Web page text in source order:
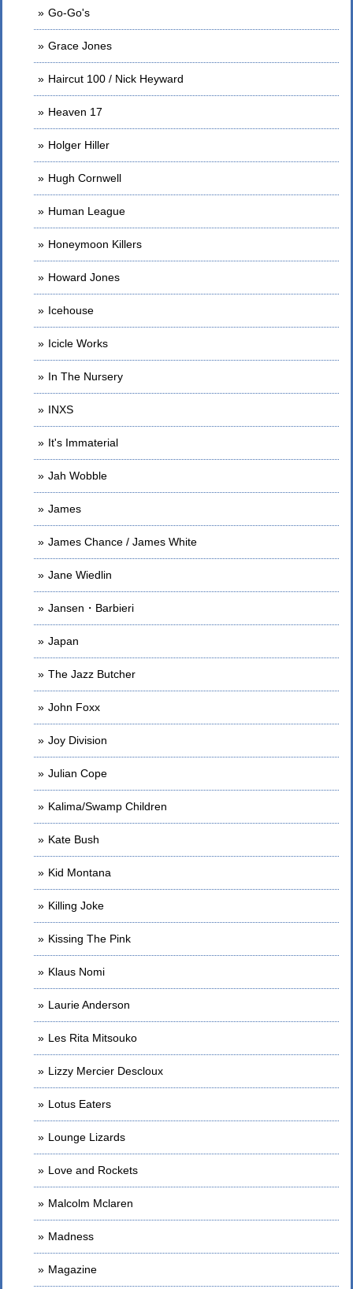
Go-Go's
Grace Jones
Haircut 100 / Nick Heyward
Heaven 17
Holger Hiller
Hugh Cornwell
Human League
Honeymoon Killers
Howard Jones
Icehouse
Icicle Works
In The Nursery
INXS
It's Immaterial
Jah Wobble
James
James Chance / James White
Jane Wiedlin
Jansen・Barbieri
Japan
The Jazz Butcher
John Foxx
Joy Division
Julian Cope
Kalima/Swamp Children
Kate Bush
Kid Montana
Killing Joke
Kissing The Pink
Klaus Nomi
Laurie Anderson
Les Rita Mitsouko
Lizzy Mercier Descloux
Lotus Eaters
Lounge Lizards
Love and Rockets
Malcolm Mclaren
Madness
Magazine